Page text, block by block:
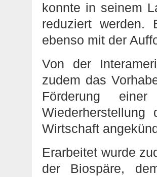
konnte in seinem
reduziert werden.
ebenso mit der
Von der
zudem das
Förderung
Wirtschaft
Erarbeitet wurde
der Biospäre,